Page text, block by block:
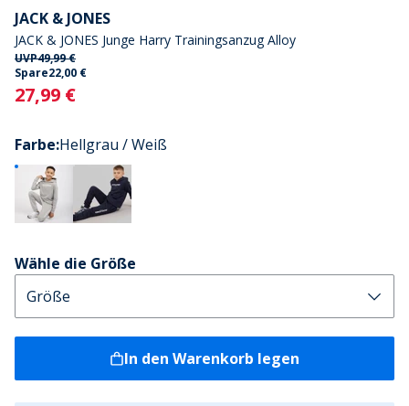
JACK & JONES
JACK & JONES Junge Harry Trainingsanzug Alloy
UVP49,99 €
Spare22,00 €
Current
27,99 €
Farbe:Hellgrau / Weiß
Wähle die Größe
In den Warenkorb legen